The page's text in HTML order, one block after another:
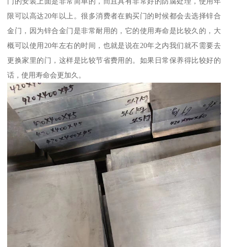
限可以高达20年以上。很多消费者在购买门的时候都会去选择锌合
金门，因为锌合金门是非常耐用的，它的使用寿命是比较久的，大
概可以使用20年左右的时间，也就是说在20年之内我们就不需要去
更换家里的门，这样是比较节省费用的。如果日常保养得比较好的
话，使用寿命会更加久。